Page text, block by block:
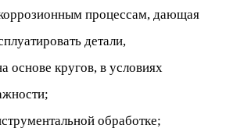
процессам, дающая
детали,
основе кругов, в условиях
обработке;